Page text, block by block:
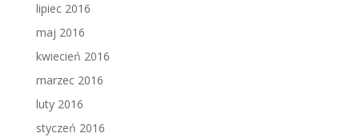
lipiec 2016
maj 2016
kwiecień 2016
marzec 2016
luty 2016
styczeń 2016